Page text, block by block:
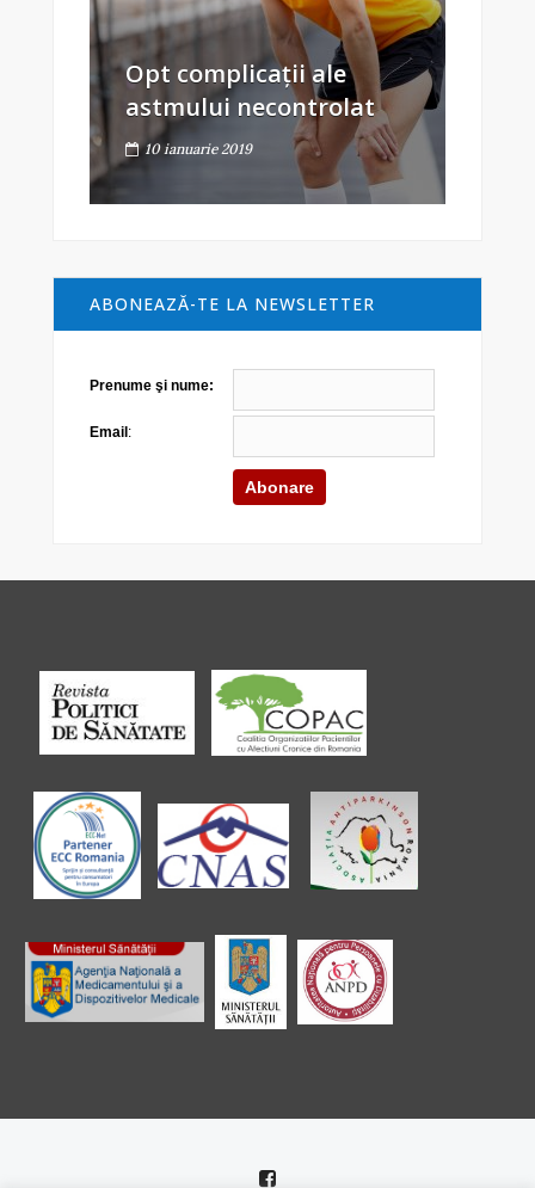
Opt complicații ale
astmului necontrolat
10 ianuarie 2019
ABONEAZĂ-TE LA NEWSLETTER
Prenume şi nume:
Email :